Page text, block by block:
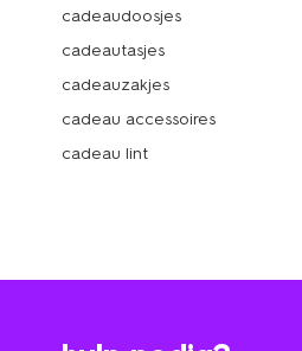
cadeaudoosjes
cadeautasjes
cadeauzakjes
cadeau accessoires
cadeau lint